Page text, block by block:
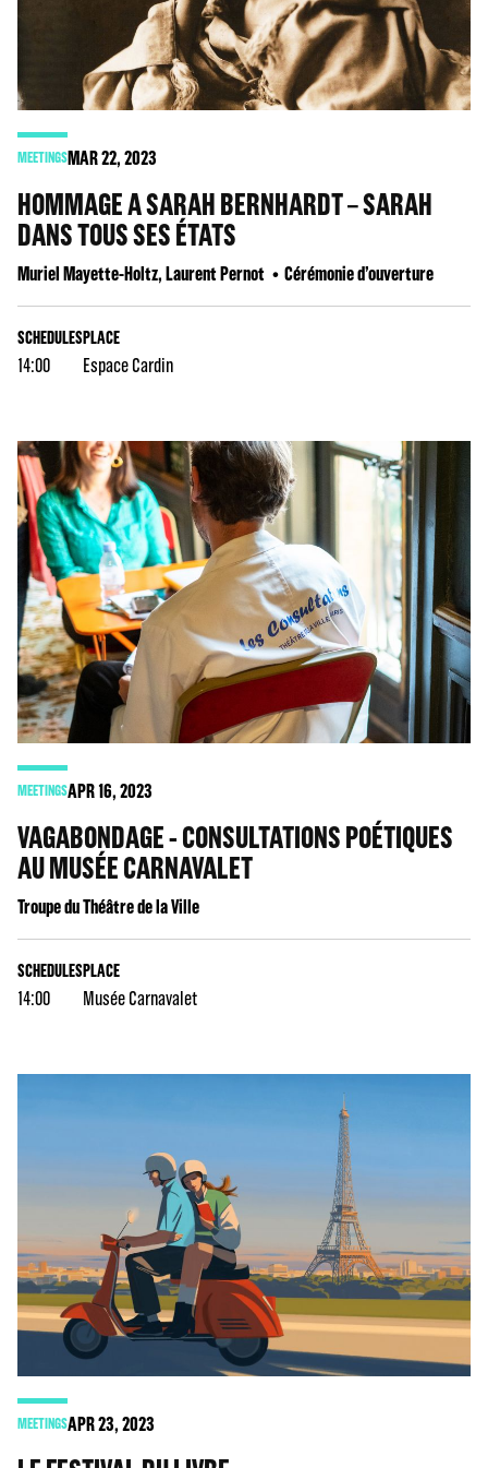
MEETINGSMAR22, 2023
HOMMAGE A SARAH BERNHARDT – SARAH
DANS TOUS SES ÉTATS
Muriel Mayette-Holtz, Laurent Pernot Cérémonie d’ouverture
SCHEDULES
14:00
PLACE
Espace Cardin
MEETINGSAPR16, 2023
VAGABONDAGE - CONSULTATIONS POÉTIQUES
AU MUSÉE CARNAVALET
Troupe du Théâtre de la Ville
SCHEDULES
14:00
PLACE
Musée Carnavalet
MEETINGSAPR23, 2023